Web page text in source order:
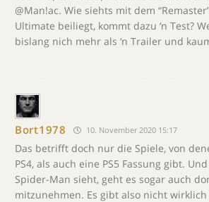
@Man!ac. Wie siehts mit dem
Ultimate beiliegt, kommt dazu ‘n Test?
bislang nich mehr als ‘n Trailer und
Bort1978 10. November 2020 15:17
Das betrifft doch nur die Spiele, von
PS4, als auch eine PS5 Fassung gibt.
Spider-Man sieht, geht es sogar auch
mitzunehmen. Es gibt also nicht